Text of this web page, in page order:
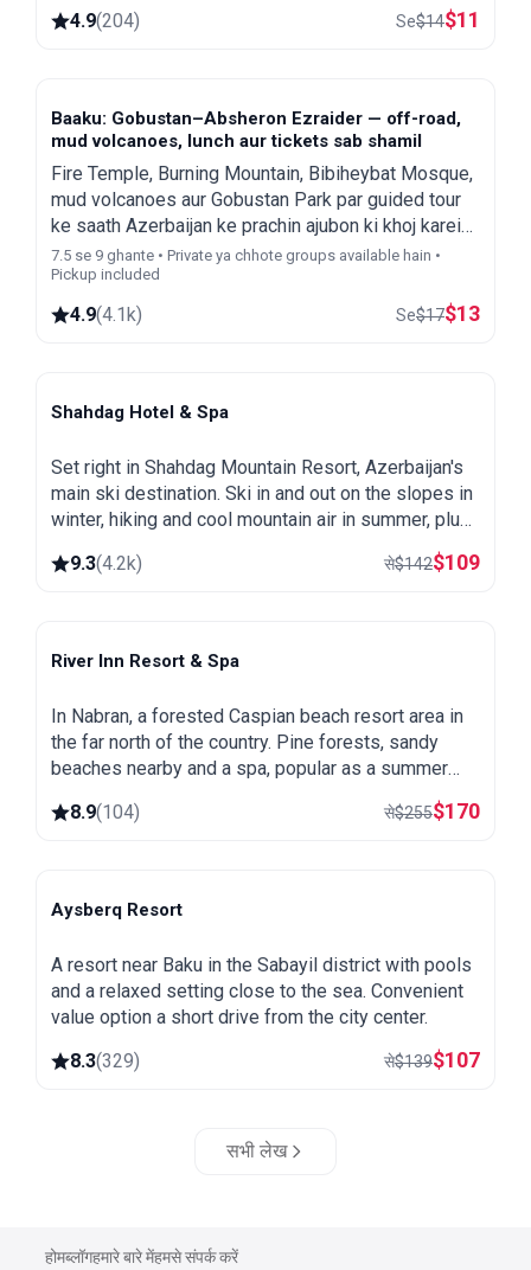
4.9(204) Se$14$11
Baaku: Gobustan–Absheron Ezraider — off-road,
mud volcanoes, lunch aur tickets sab shamil
Fire Temple, Burning Mountain, Bibiheybat Mosque,
mud volcanoes aur Gobustan Park par guided tour
ke saath Azerbaijan ke prachin ajubon ki khoj karein.
Abhi book karein aur muft mein Baku city aur night
tour payein!
7.5 se 9 ghante • Private ya chhote groups available hain •
Pickup included
4.9(4.1k) Se$17$13
Shahdag
Shahdag Hotel & Spa
Set right in Shahdag Mountain Resort, Azerbaijan's
main ski destination. Ski in and out on the slopes in
winter, hiking and cool mountain air in summer, plus
9.3(4.2k) से$142$109
Nabran
River Inn Resort & Spa
In Nabran, a forested Caspian beach resort area in
the far north of the country. Pine forests, sandy
beaches nearby and a spa, popular as a summer
8.9(104) से$255$170
Baku
Aysberq Resort
A resort near Baku in the Sabayil district with pools
and a relaxed setting close to the sea. Convenient
value option a short drive from the city center.
8.3(329) से$139$107
सभी लेख
होमब्लॉगहमारे बारे मेंहमसे संपर्क करें